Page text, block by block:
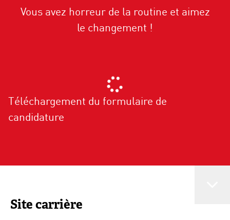
Vous avez horreur de la routine et aimez
le changement !
Téléchargement du formulaire de
candidature
Site carrière